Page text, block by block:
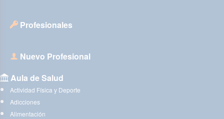
Profesionales
Nuevo Profesional
Aula de Salud
Actividad Física y Deporte
Adicciones
Alimentación